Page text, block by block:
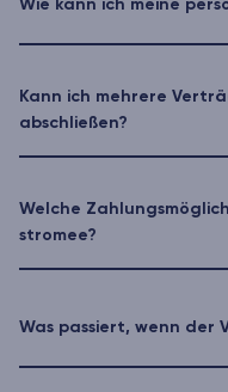
Wie kann ich meine
Kann ich mehrere
abschließen?
Welche
stromee?
Was passiert, wenn der